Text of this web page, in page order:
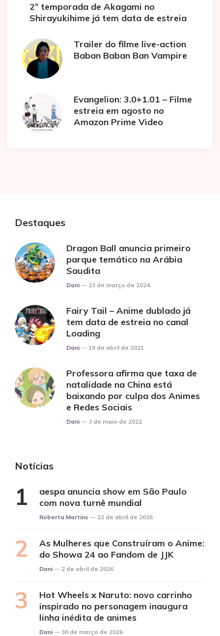
2º temporada de Akagami no
Shirayukihime já tem data de estreia
Trailer do filme live-action
Baban Baban Ban Vampire
Evangelion: 3.0+1.01 – Filme
estreia em agosto no
Amazon Prime Video
Destaques
Dragon Ball anuncia primeiro
parque temático na Arábia
Saudita
Posted
Dani 23 de março de 2024
Fairy Tail – Anime dublado já
tem data de estreia no canal
Loading
Posted
Dani 19 de abril de 2021
Professora afirma que taxa de
natalidade na China está
baixando por culpa dos Animes
e Redes Sociais
Posted
Dani 3 de maio de 2022
Notícias
aespa anuncia show em São Paulo
com nova turnê mundial
Posted
Roberta Martins 22 de abril de 2026
As Mulheres que Construíram o Anime:
do Showa 24 ao Fandom de JJK
Posted
Dani 2 de abril de 2026
Hot Wheels x Naruto: novo carrinho
inspirado no personagem inaugura
linha inédita de animes
Posted
Dani 30 de março de 2026